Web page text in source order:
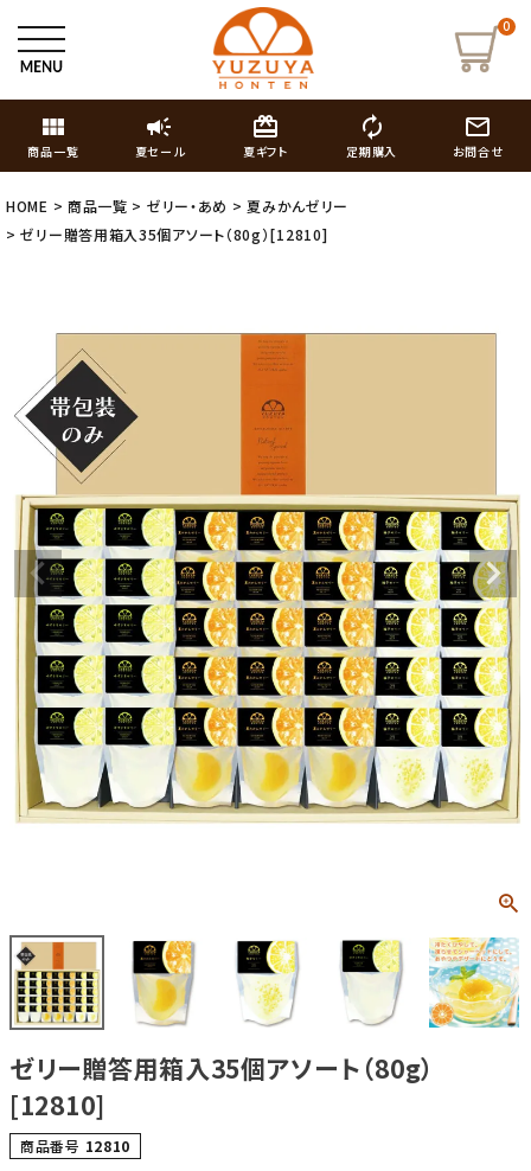
0
view_module
商品一覧
campaign
夏セール
card_giftcard
夏ギフト
autorenew
定期購入
mail_outline
お問合せ
HOME 商品一覧 ゼリー・あめ
夏みかんゼリー
ゼリー贈答用箱入35個アソート（80g）[12810]
ゼリー贈答用箱入35個アソート（80g）
[12810]
商品番号 12810